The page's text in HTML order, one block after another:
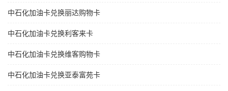
中石化加油卡兑换丽达购物卡
中石化加油卡兑换利客来卡
中石化加油卡兑换维客购物卡
中石化加油卡兑换亚泰富苑卡